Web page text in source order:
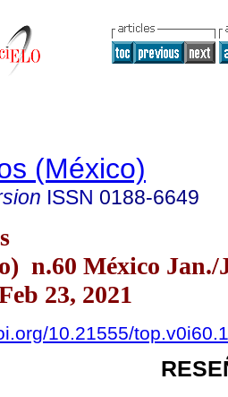
(México)
ISSN 0188-6649
n.60 México Jan./
23, 2021
10.21555/